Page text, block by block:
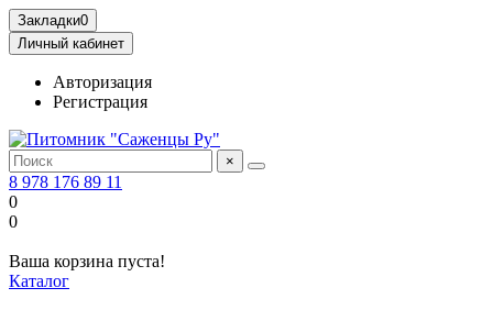
Закладки0
Личный кабинет
Авторизация
Регистрация
×
8 978 176 89 11
0
0
Ваша корзина пуста!
Каталог